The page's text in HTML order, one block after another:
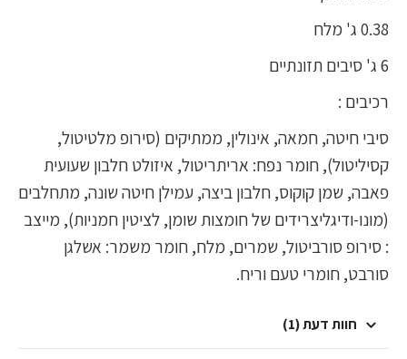
0.38 ג' מלח
6 ג' סיבים תזונתיים
רכיבים :
סיבי חיטה, חמאה, אינולין, ממתיקים (סירופ מלטיטול,
קסיליטול), חומר נפח: אריתריטול, איזולט חלבון שעועית
פאבה, שמן קוקוס, חלבון ביצה, עמילן חיטה שונה, מתחלבים
(מונו-ודיגליצרידים של חומצות שומן, לציטין חמניות), מייצב
: סירופ סורביטול, שמרים, מלח, חומר משמר: אשלגן
סורבט, חומרי טעם וריח.
חוות דעת (1)